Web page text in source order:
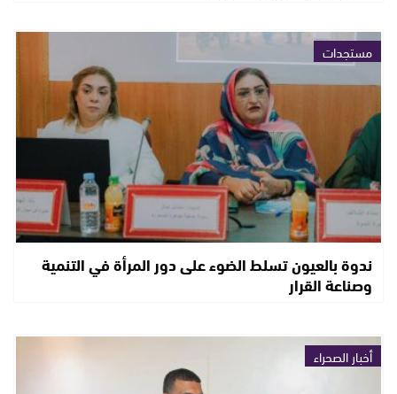
مستجدات
ندوة بالعيون تسلط الضوء على دور المرأة في التنمية
وصناعة القرار
أخبار الصحراء